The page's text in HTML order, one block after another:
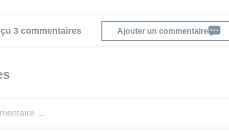
3 commentaires Ajouter un commentaire
...